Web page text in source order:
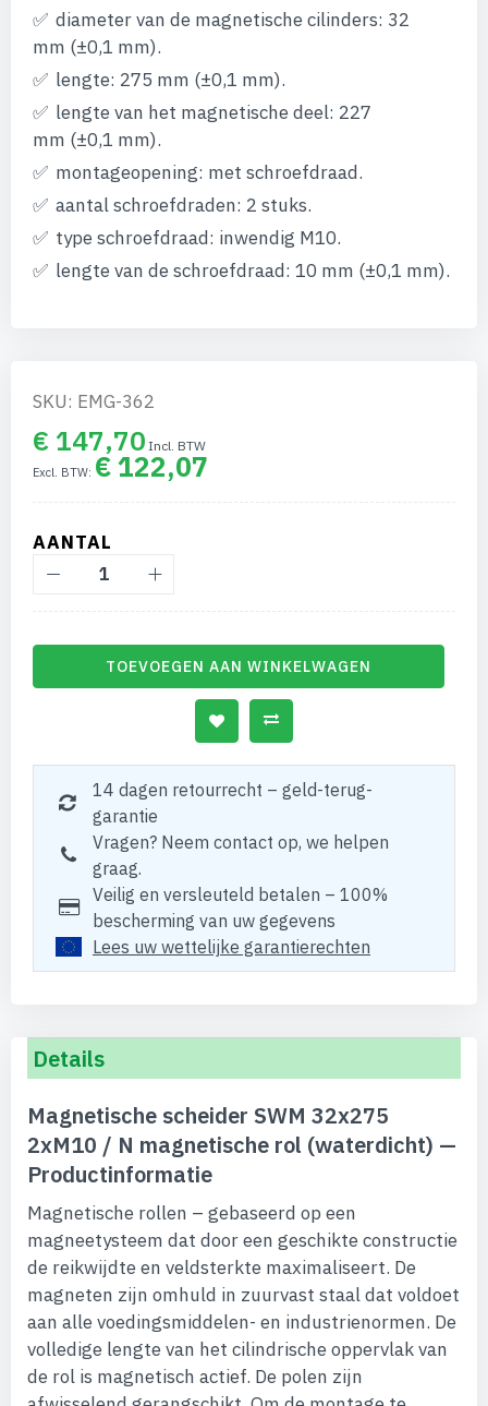
diameter van de magnetische cilinders: 32
mm (±0,1 mm).
lengte: 275 mm (±0,1 mm).
lengte van het magnetische deel: 227
mm (±0,1 mm).
montageopening: met schroefdraad.
aantal schroefdraden: 2 stuks.
type schroefdraad: inwendig M10.
lengte van de schroefdraad: 10 mm (±0,1 mm).
SKU: EMG-362
€ 147,70
€ 122,07
AANTAL
TOEVOEGEN AAN WINKELWAGEN
14 dagen retourrecht – geld-terug-
garantie
Vragen? Neem contact op, we helpen
graag.
Veilig en versleuteld betalen – 100%
bescherming van uw gegevens
Lees uw wettelijke garantierechten
Details
Magnetische scheider SWM 32x275
2xM10 / N magnetische rol (waterdicht) —
Productinformatie
Magnetische rollen – gebaseerd op een
magneetysteem dat door een geschikte constructie
de reikwijdte en veldsterkte maximaliseert. De
magneten zijn omhuld in zuurvast staal dat voldoet
aan alle voedingsmiddelen- en industrienormen. De
volledige lengte van het cilindrische oppervlak van
de rol is magnetisch actief. De polen zijn